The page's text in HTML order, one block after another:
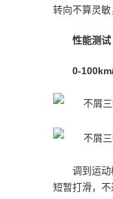
转向不算灵
性能测试
0-
调到运
短暂打滑，